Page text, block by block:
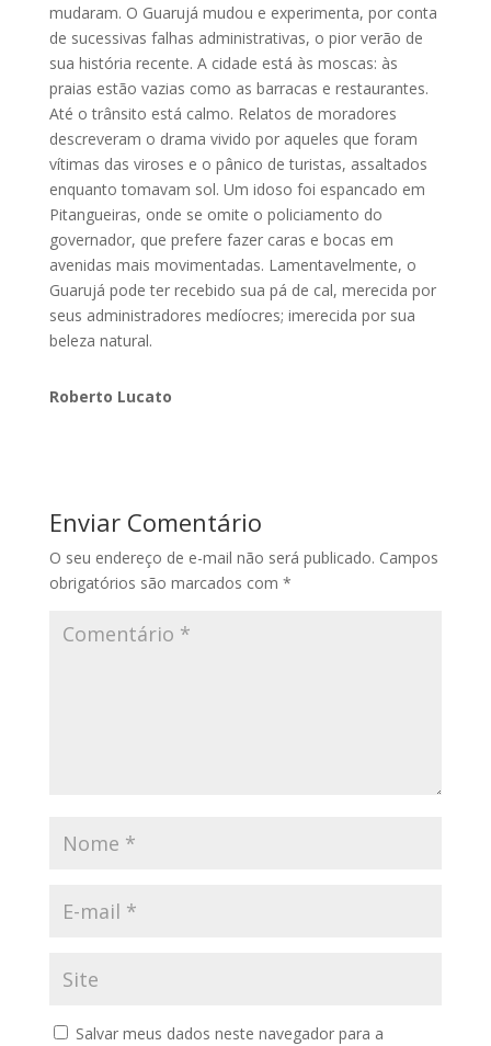
mudaram. O Guarujá mudou e experimenta, por conta
de sucessivas falhas administrativas, o pior verão de
sua história recente. A cidade está às moscas: às
praias estão vazias como as barracas e restaurantes.
Até o trânsito está calmo. Relatos de moradores
descreveram o drama vivido por aqueles que foram
vítimas das viroses e o pânico de turistas, assaltados
enquanto tomavam sol. Um idoso foi espancado em
Pitangueiras, onde se omite o policiamento do
governador, que prefere fazer caras e bocas em
avenidas mais movimentadas. Lamentavelmente, o
Guarujá pode ter recebido sua pá de cal, merecida por
seus administradores medíocres; imerecida por sua
beleza natural.
Roberto Lucato
Enviar Comentário
O seu endereço de e-mail não será publicado. Campos
obrigatórios são marcados com *
Salvar meus dados neste navegador para a